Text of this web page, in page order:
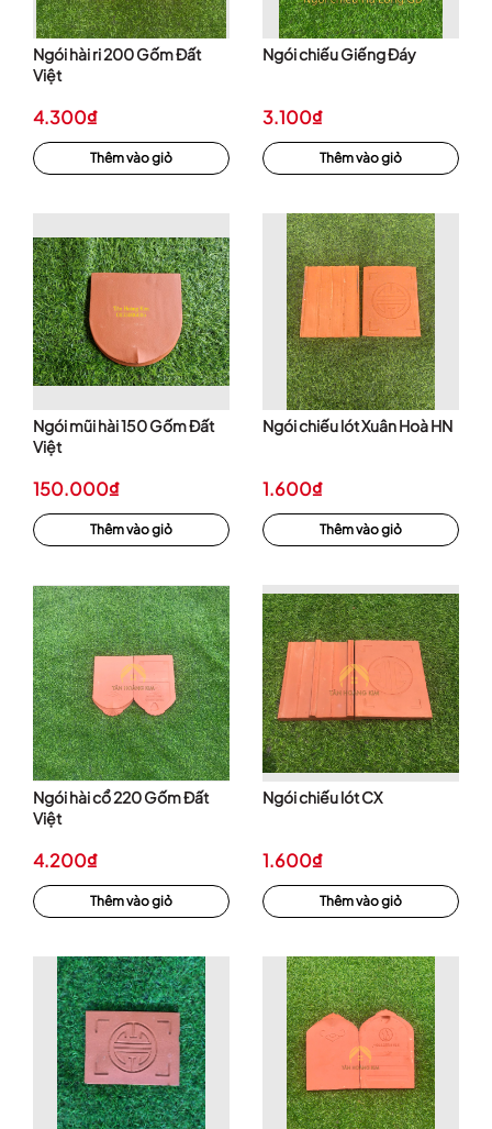
Ngói hài ri 200 Gốm Đất
Việt
4.300₫
Thêm vào giỏ
Ngói chiếu Giếng Đáy
3.100₫
Thêm vào giỏ
Ngói mũi hài 150 Gốm Đất
Việt
150.000₫
Thêm vào giỏ
Ngói chiếu lót Xuân Hoà HN
1.600₫
Thêm vào giỏ
Ngói hài cổ 220 Gốm Đất
Việt
4.200₫
Thêm vào giỏ
Ngói chiếu lót CX
1.600₫
Thêm vào giỏ